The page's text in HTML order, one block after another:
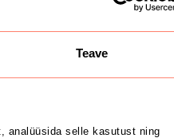
Teave
analüüsida selle kasutust ning